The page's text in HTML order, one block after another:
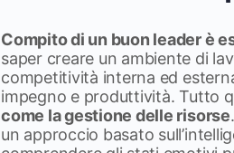
Compito di un buon leader è
saper creare un ambiente di
competitività interna ed
impegno e produttività. Tutto
come la gestione delle risorse
un approccio basato